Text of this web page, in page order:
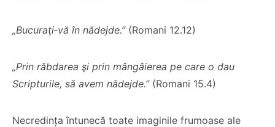
„Bucuraţi‑vă în nădejde.” (Romani 12.12)
„Prin răbdarea şi prin mângâierea pe care o dau
Scripturile, să avem nădejde.” (Romani 15.4)
Necredința întunecă toate imaginile frumoase ale